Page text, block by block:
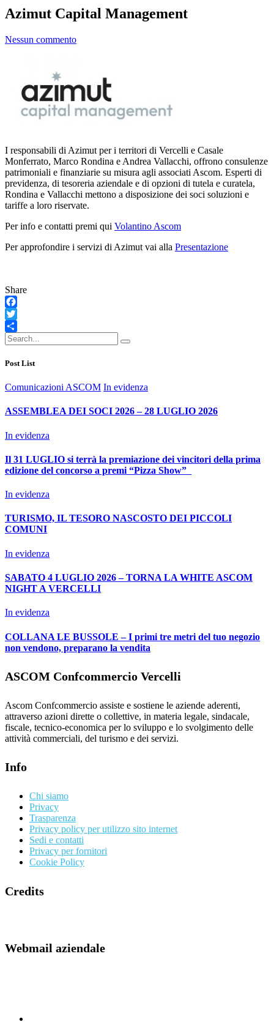
Azimut Capital Management
Nessun commento
I responsabili di Azimut per i territori di Vercelli e Casale
Monferrato, Marco Rondina e Andrea Vallacchi, offrono consulenze
patrimoniali e finanziarie su misura agli associati Ascom. Esperti di
previdenza, di tesoreria aziendale e di opzioni di tutela e curatela,
Rondina e Vallacchi mettono a disposizione dei soci soluzioni e
tariffe a loro riservate.
Per info e contatti premi qui Volantino Ascom
Per approfondire i servizi di Azimut vai alla Presentazione
Share
Facebook
Twitter
Condividi
Post List
Comunicazioni ASCOM In evidenza
ASSEMBLEA DEI SOCI 2026 – 28 LUGLIO 2026
In evidenza
Il 31 LUGLIO si terrà la premiazione dei vincitori della prima
edizione del concorso a premi “Pizza Show”
In evidenza
TURISMO, IL TESORO NASCOSTO DEI PICCOLI
COMUNI
In evidenza
SABATO 4 LUGLIO 2026 – TORNA LA WHITE ASCOM
NIGHT A VERCELLI
In evidenza
COLLANA LE BUSSOLE – I primi tre metri del tuo negozio
non vendono, preparano la vendita
ASCOM Confcommercio Vercelli
Ascom Confcommercio assiste e sostiene le aziende aderenti,
attraverso azioni dirette o collettive, in materia legale, sindacale,
fiscale, tecnico-economica per lo sviluppo e lo svolgimento delle
attività commerciali, del turismo e dei servizi.
Info
Chi siamo
Privacy
Trasparenza
Privacy policy per utilizzo sito internet
Sedi e contatti
Privacy per fornitori
Cookie Policy
Credits
Webmail aziendale